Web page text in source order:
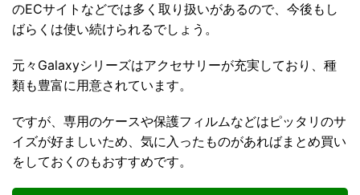
のECサイトなどでは多く取り扱いがあるので、今後もし
ばらくは使い続けられるでしょう。
元々Galaxyシリーズはアクセサリーが充実しており、種
類も豊富に用意されています。
ですが、専用のケースや保護フィルムなどはピッタリのサ
イズが好ましいため、気に入ったものがあればまとめ買い
をしておくのもおすすめです。